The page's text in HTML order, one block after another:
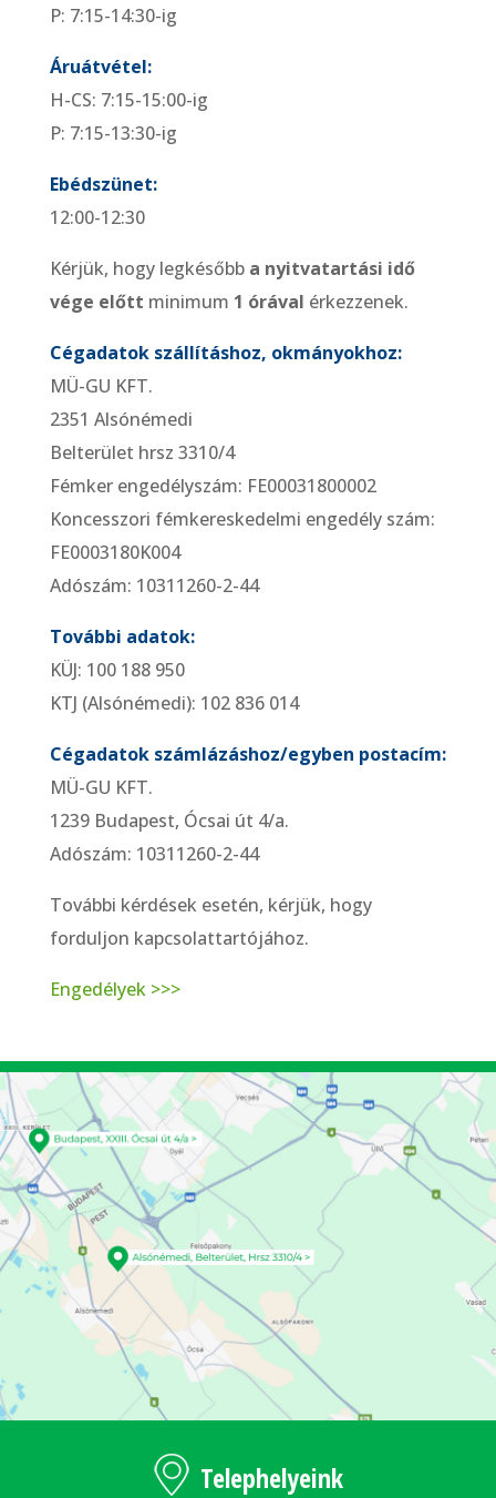
P: 7:15-14:30-ig
Áruátvétel:
H-CS: 7:15-15:00-ig
P: 7:15-13:30-ig
Ebédszünet:
12:00-12:30
Kérjük, hogy legkésőbb a nyitvatartási idő
vége előtt minimum 1 órával érkezzenek.
Cégadatok szállításhoz, okmányokhoz:
MÜ-GU KFT.
2351 Alsónémedi
Belterület hrsz 3310/4
Fémker engedélyszám: FE00031800002
Koncesszori fémkereskedelmi engedély szám:
FE0003180K004
Adószám: 10311260-2-44
További adatok:
KÜJ: 100 188 950
KTJ (Alsónémedi): 102 836 014
Cégadatok számlázáshoz/egyben postacím:
MÜ-GU KFT.
1239 Budapest, Ócsai út 4/a.
Adószám: 10311260-2-44
További kérdések esetén, kérjük, hogy
forduljon kapcsolattartójához.
Engedélyek >>>
Telephelyeink